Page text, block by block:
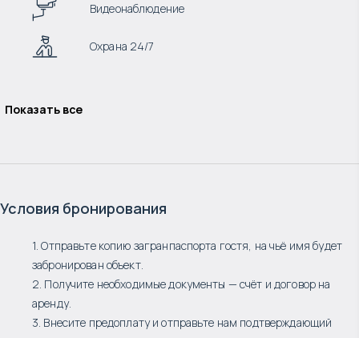
Видеонаблюдение
Охрана 24/7
Показать все
Условия бронирования
1. Отправьте копию загранпаспорта гостя, на чьё имя будет
забронирован объект.
2. Получите необходимые документы — счёт и договор на
аренду.
3. Внесите предоплату и отправьте нам подтверждающий